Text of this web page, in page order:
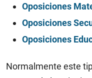
Oposiciones
Oposiciones
Oposiciones
Normalmente este